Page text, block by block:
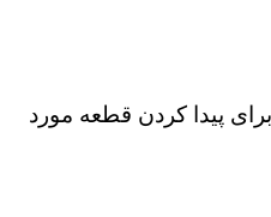
پیدا کردن قطعه مورد